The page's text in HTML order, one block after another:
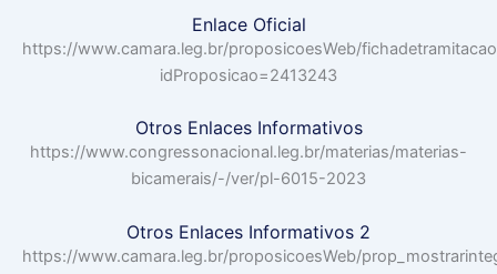
Enlace Oficial
https://www.camara.leg.br/proposicoesWeb/
idProposicao=2413243
Otros Enlaces Informativos
https://www.congressonacional.leg.br/materias/materias-
bicamerais/-/ver/pl-6015-2023
Otros Enlaces Informativos 2
https://www.camara.leg.br/proposicoesWeb/